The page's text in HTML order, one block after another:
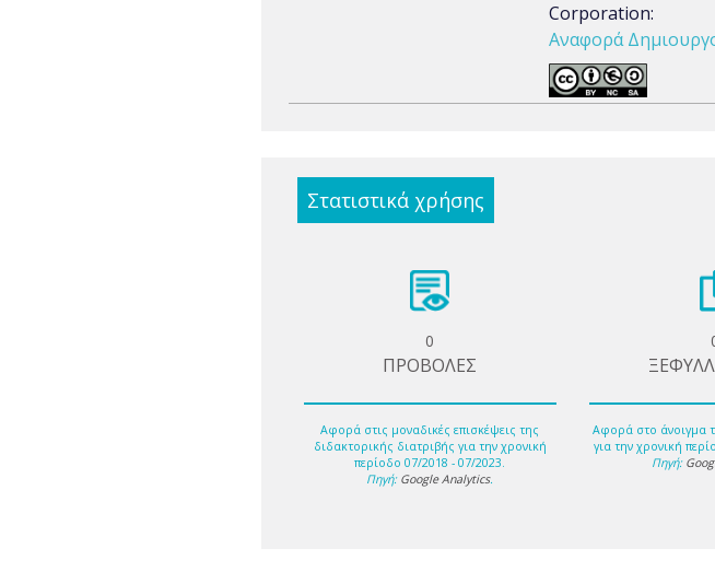
Corporation:
Αναφορά
Στατιστικά χρήσης
0
ΠΡΟΒΟΛΕΣ
Αφορά στις μοναδικές επισκέψεις της
διδακτορικής διατριβής για την χρονική
περίοδο 07/2018 - 07/2023.
Πηγή: Google Analytics.
Αφορά στο άνοιγμα
για την χρονική
Πηγή: